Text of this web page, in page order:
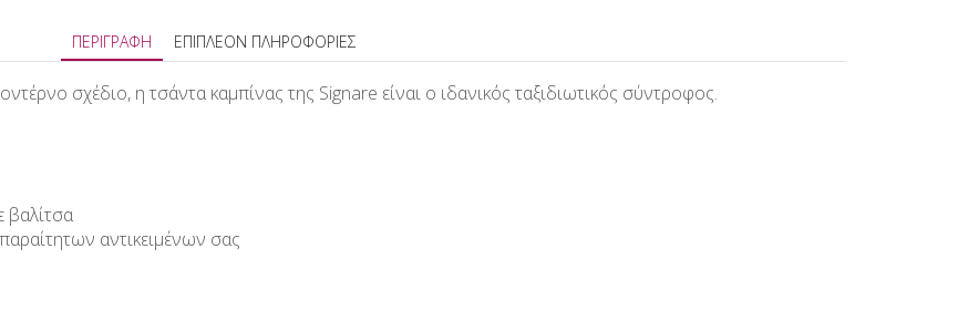
ΠΕΡΙΓΡΑΦΉ ΕΠΙΠΛΈΟΝ ΠΛΗΡΟΦΟΡΊΕΣ
σχέδιο, η τσάντα καμπίνας της Signare είναι ο ιδανικός ταξιδιωτικός σύντροφος.
βαλίτσα
αντικειμένων σας